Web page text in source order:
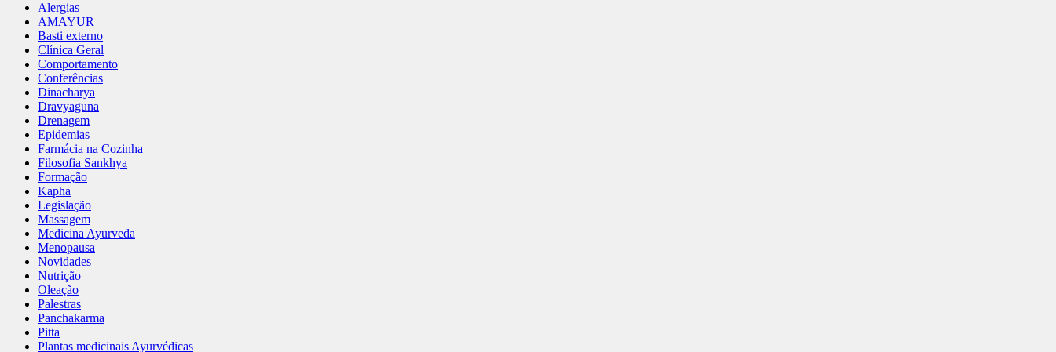
Alergias
AMAYUR
Basti externo
Clínica Geral
Comportamento
Conferências
Dinacharya
Dravyaguna
Drenagem
Epidemias
Farmácia na Cozinha
Filosofia Sankhya
Formação
Kapha
Legislação
Massagem
Medicina Ayurveda
Menopausa
Novidades
Nutrição
Oleação
Palestras
Panchakarma
Pitta
Plantas medicinais Ayurvédicas